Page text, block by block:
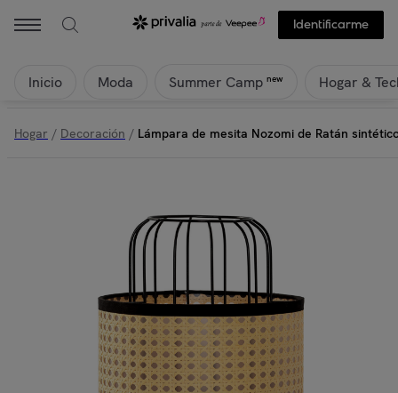
Identificarme
Inicio Moda Summer Camp new Hogar &
Hogar / Decoración / Lámpara de mesita Nozomi de Ratán